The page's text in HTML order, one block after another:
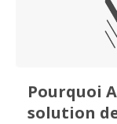
Pourquoi
solution